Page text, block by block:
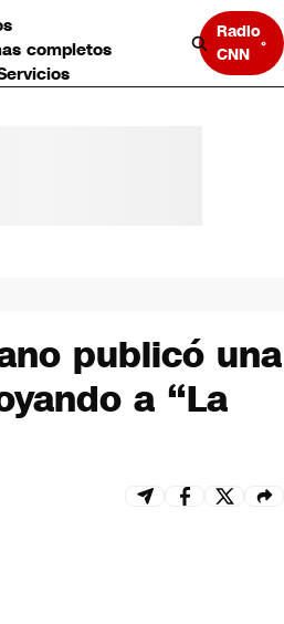
completos
Radio
CNN
publicó una
a “La